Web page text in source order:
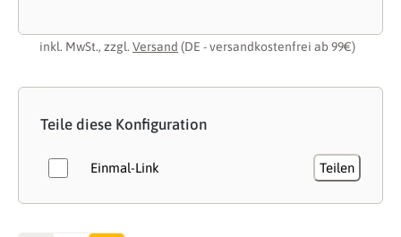
inkl. MwSt., zzgl. Versand (DE - versandkostenfrei ab 99€)
Teile diese Konfiguration
Einmal-Link Teilen